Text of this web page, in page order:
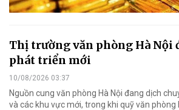
Thị trường văn phòng Hà Nội
phát triển mới
10/08/2026 03:37
Nguồn cung văn phòng Hà Nội đang dịch
và các khu vực mới, trong khi quỹ văn